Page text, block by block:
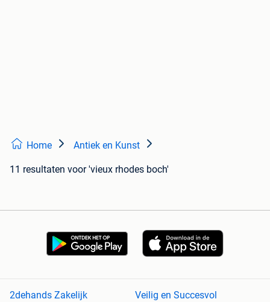
Home Antiek en Kunst
11 resultaten voor 'vieux rhodes boch'
2dehands Zakelijk
Veilig en Succesvol